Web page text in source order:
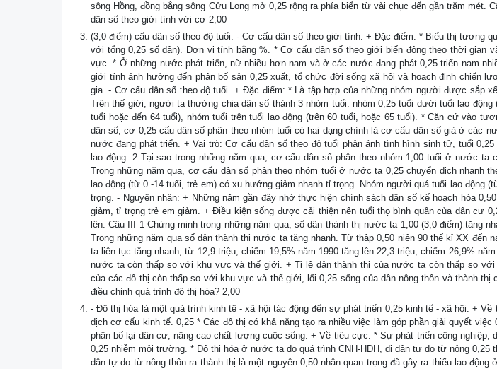
sông Hồng, đồng bằng sông Cửu Long mở 0,25 rộng ra phía biển từ vài chục đến gần trăm mét.
dân số theo giới tính với cơ 2,00
(3,0 điểm) cấu dân số theo độ tuổi. - Cơ cấu dân số theo giới tính. + Đặc điểm: * Biểu thị tương
với tổng 0,25 số dân). Đơn vị tính bằng %. * Cơ cấu dân số theo giới biến động theo thời gian
vực. * Ở những nước phát triển, nữ nhiều hơn nam và ở các nước đang phát 0,25 triển nam
giới tính ảnh hưởng đến phân bố sản 0,25 xuất, tổ chức đời sống xã hội và hoạch định chiến
gia. - Cơ cấu dân số theo độ tuổi. + Đặc điểm: * Là tập hợp của những nhóm người được sắp
Trên thế giới, người ta thường chia dân số thành 3 nhóm tuổi: nhóm 0,25 tuổi dưới tuổi lao động
tuổi hoặc đến 64 tuổi), nhóm tuổi trên tuổi lao động (trên 60 tuổi, hoặc 65 tuổi). * Căn cứ vào
dân số, cơ 0,25 cấu dân số phân theo nhóm tuổi có hai dạng chính là cơ cấu dân số già ở các
nước đang phát triển. + Vai trò: Cơ cấu dân số theo độ tuổi phản ánh tình hình sinh tử, tuổi
lao động. 2 Tại sao trong những năm qua, cơ cấu dân số phân theo nhóm 1,00 tuổi ở nước ta
Trong những năm qua, cơ cấu dân số phân theo nhóm tuổi ở nước ta 0,25 chuyển dịch nhanh
lao động (từ 0 -14 tuổi, trẻ em) có xu hướng giảm nhanh tỉ trọng. Nhóm người quá tuổi lao động
trọng. - Nguyên nhân: + Những năm gần đây nhờ thực hiện chính sách dân số kế hoạch hóa
giảm, tỉ trọng trẻ em giảm. + Điều kiện sống được cải thiện nên tuổi thọ bình quân của dân cư
lên. Câu III 1 Chứng minh trong những năm qua, số dân thành thị nước ta 1,00 (3,0 điểm) tăng
Trong những năm qua số dân thành thị nước ta tăng nhanh. Từ thập 0,50 niên 90 thế kỉ XX đến
ta liên tục tăng nhanh, từ 12,9 triệu, chiếm 19,5% năm 1990 tăng lên 22,3 triệu, chiếm 26,9%
nước ta còn thấp so với khu vực và thế giới. + Tỉ lệ dân thành thị của nước ta còn thấp so
của các đô thị còn thấp so với khu vực và thế giới, lối 0,25 sống của dân nông thôn và thành thị
điều chỉnh quá trình đô thị hóa? 2,00
- Đô thị hóa là một quá trình kinh tê - xã hội tác động đến sự phát triển 0,25 kinh tế - xã hội. +
dịch cơ cấu kinh tế. 0,25 * Các đô thị có khả năng tạo ra nhiều việc làm góp phần giải quyết
phân bố lại dân cư, nâng cao chất lượng cuộc sống. + Về tiêu cực: * Sự phát triển công nghiệp,
0,25 nhiễm môi trường. * Đô thị hóa ở nước ta do quá trình CNH-HĐH, di dân tự do từ nông 0,25
dân tự do từ nông thôn ra thành thị là một nguyên 0,50 nhân quan trọng đã gây ra thiếu lao